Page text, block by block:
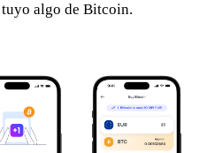
algo de Bitcoin.